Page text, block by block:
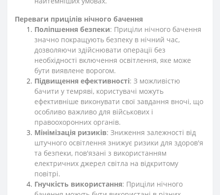
Переваги прицілів нічного бачення
Поліпшення безпеки: Приціли нічного бачення
значно покращують безпеку в нічний час,
дозволяючи здійснювати операції без
необхідності включення освітлення, яке може
бути виявлене ворогом.
Підвищення ефективності: З можливістю
бачити у темряві, користувачі можуть
ефективніше виконувати свої завдання вночі, що
особливо важливо для військових і
правоохоронних органів.
Мінімізація ризиків: Зниження залежності від
штучного освітлення знижує ризики для здоров'я
та безпеки, пов'язані з використанням
електричних джерел світла на відкритому
повітрі.
Гнучкість використання: Приціли нічного